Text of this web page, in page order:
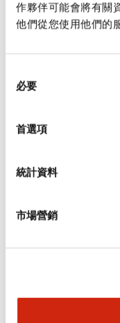
作夥伴可能會將有關
他們從您使用他們的
必要
首選項
統計資料
市場營銷
規格
審美規範
環境規範
功能規格
機械規格